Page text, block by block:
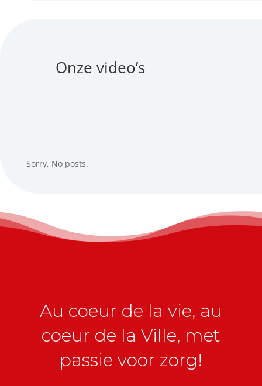
Onze video’s
Sorry, No posts.
Au coeur de la vie, au
coeur de la Ville, met
passie voor zorg!